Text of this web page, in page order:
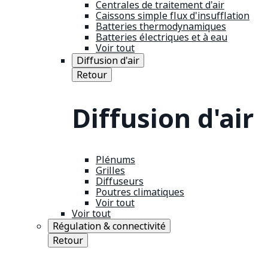
Centrales de traitement d'air
Caissons simple flux d'insufflation
Batteries thermodynamiques
Batteries électriques et à eau
Voir tout
Diffusion d'air
Retour
Diffusion d'air
Plénums
Grilles
Diffuseurs
Poutres climatiques
Voir tout
Voir tout
Régulation & connectivité
Retour